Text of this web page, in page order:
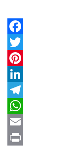
Facebook
Twitter
Pinterest
LinkedIn
Telegram
WhatsApp
Email